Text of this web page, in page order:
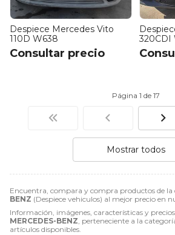
Encuentra, compara y compra productos de la
BENZ (Despiece vehiculos) al mejor precio en
Información, imágenes, características y
MERCEDES-BENZ, perteneciente a la
artículos disponibles.
Despiece Mercedes Vito
110D W638
Consultar precio
320CDI
Página 1 de 17
Mostrar todos